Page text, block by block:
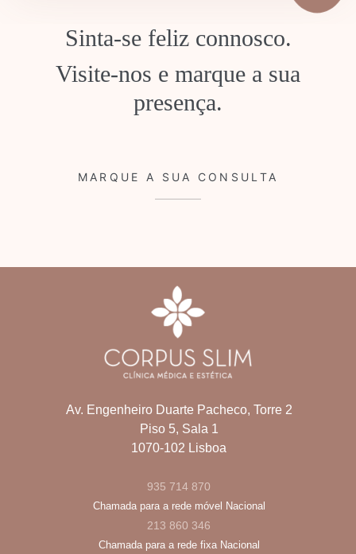
Sinta-se feliz connosco.
Visite-nos e marque a sua
presença.
MARQUE A SUA CONSULTA
Av. Engenheiro Duarte Pacheco, Torre 2
Piso 5, Sala 1
1070-102 Lisboa
935 714 870
Chamada para a rede móvel Nacional
213 860 346
Chamada para a rede fixa Nacional